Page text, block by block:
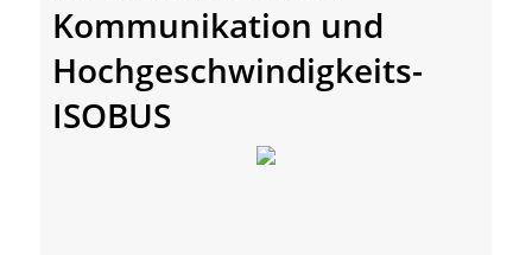
Kommunikation und
Hochgeschwindigkeits-
ISOBUS